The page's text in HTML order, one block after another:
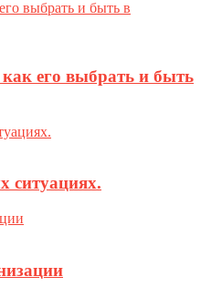
его выбрать и быть
ситуациях.